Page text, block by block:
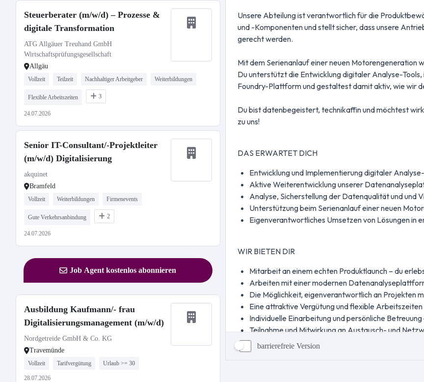
Steuerberater (m/w/d) – Prozesse &
digitale Transformation
ATG Allgäuer Treuhand GmbH
Wirtschaftsprüfungsgesellschaft
Allgäu
Vollzeit Teilzeit Nachhaltiger Arbeitgeber Weiterbildungen
Flexible Arbeitszeiten 3
24.07.2026
Senior IT-Consultant/-Projektleiter
(m/w/d) Digitalisierung
akquinet
Bramfeld
Vollzeit Weiterbildungen Firmenevents
Gute Verkehrsanbindung 2
24.07.2026
Job Agent kostenlos abonnieren
Ausbildung Kaufmann/- frau
Digitalisierungsmanagement (m/w/d)
Nordgetreide GmbH & Co. KG
Travemünde
Vollzeit Tarifvergütung Urlaub >= 30
28.07.2026
barrierefreie Version